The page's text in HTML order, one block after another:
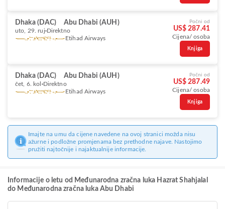
Dhaka (DAC) Abu Dhabi (AUH)
uto, 29. ruj Direktno
Etihad Airways
Počni od
US$ 287.41
Cijena/ osoba
Knjiga
Dhaka (DAC) Abu Dhabi (AUH)
čet, 6. kol Direktno
Etihad Airways
Počni od
US$ 287.49
Cijena/ osoba
Knjiga
Imajte na umu da cijene navedene na ovoj stranici možda nisu
ažurne i podložne promjenama bez prethodne najave. Nastojimo
pružiti najtočnije i najaktualnije informacije.
Informacije o letu od Međunarodna zračna luka Hazrat Shahjalal
do Međunarodna zračna luka Abu Dhabi